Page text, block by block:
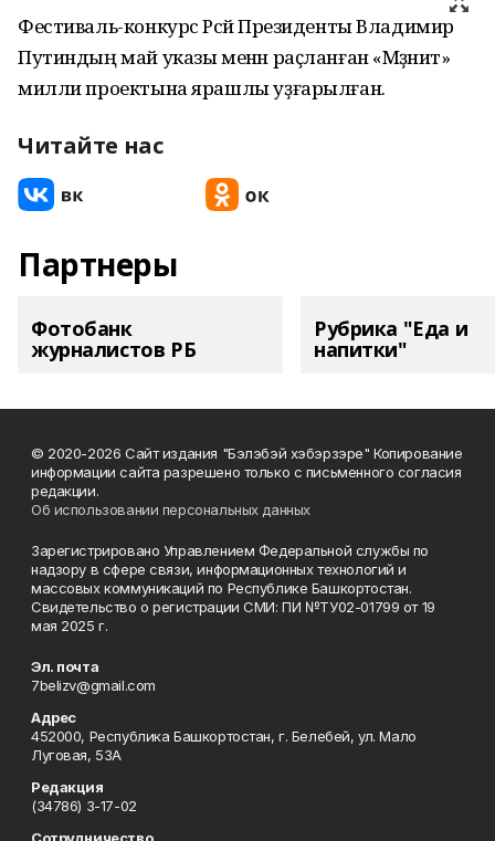
Фестиваль-конкурс Рәсәй Президенты Владимир
Путиндың май указы менән раҫланған «Мәҙәниәт»
милли проектына ярашлы уҙғарылған.
Читайте нас
Партнеры
Фотобанк
журналистов РБ
Рубрика "Еда и
напитки"
© 2020-2026 Сайт издания "Бэлэбэй хэбэрзэре" Копирование
информации сайта разрешено только с письменного согласия
редакции.
Об использовании персональных данных
Зарегистрировано Управлением Федеральной службы по
надзору в сфере связи, информационных технологий и
массовых коммуникаций по Республике Башкортостан.
Свидетельство о регистрации СМИ: ПИ №ТУ02-01799 от 19
мая 2025 г.
Эл. почта
7belizv@gmail.com
Адрес
452000, Республика Башкортостан, г. Белебей, ул. Мало
Луговая, 53А
Редакция
(34786) 3-17-02